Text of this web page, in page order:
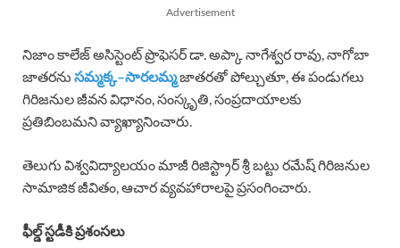
Advertisement
నిజాం కాలేజ్ అసిస్టెంట్ ప్రొఫెసర్ డా. అప్కా నాగేశ్వర రావు, నాగోబా
జాతరను సమ్మక్క–సారలమ్మజాతరతో పోల్చుతూ, ఈ పండుగలు
గిరిజనుల జీవన విధానం, సంస్కృతి, సంప్రదాయాలకు
ప్రతిబింబమని వ్యాఖ్యానించారు.
తెలుగు విశ్వవిద్యాలయం మాజీ రిజిస్ట్రార్ శ్రీ బట్టు రమేష్ గిరిజనుల
సామాజిక జీవితం, ఆచార వ్యవహారాలపై ప్రసంగించారు.
ఫీల్డ్ స్టడీకి ప్రశంసలు